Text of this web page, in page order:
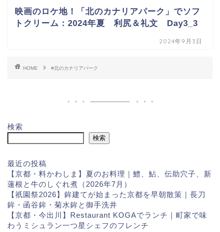
映画のロケ地！「北のカナリアパーク」でソフ
トクリーム：2024年夏 利尻＆礼文 Day3_3
2024年9月3日
HOME #北のカナリアパーク
検索
検索
最近の投稿
【京都・料かわしま】夏のお料理｜鱧、鮎、伝助穴子、新
蓮根と牛のしぐれ煮（2026年7月）
【祇園祭2026】鉾建てが始まった京都を早朝散策｜長刀
鉾・函谷鉾・菊水鉾と御手洗井
【京都・今出川】Restaurant KOGAでランチ｜町家で味
わうミシュラン一つ星シェフのフレンチ